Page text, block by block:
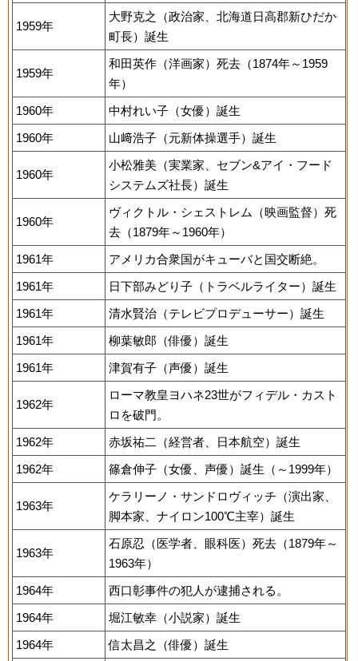
1959年
大野克之（政治家、北海道日高郡新ひだか
町長）誕生
1959年
和田英作（洋画家）死去（1874年～1959
年）
1960年
中村れい子（女優）誕生
1960年
山﨑浩子（元新体操選手）誕生
1960年
小松雅美（実業家、セブン&アイ・フード
システムズ社長）誕生
1960年
ヴィクトル・シェストレム（映画監督）死
去（1879年～1960年）
1961年
アメリカ合衆国がキューバと国交断絶。
1961年
日下部みどり子（トラベルライター）誕生
1961年
清水賢治（テレビプロデューサー）誕生
1961年
柳葉敏郎（俳優）誕生
1961年
津賀有子（声優）誕生
1962年
ローマ教皇ヨハネ23世がフィデル・カスト
ロを破門。
1962年
赤坂祐二（経営者、日本航空）誕生
1962年
篠倉伸子（女優、声優）誕生（～1999年）
1963年
ケラリーノ・サンドロヴィッチ（演出家、
脚本家、ナイロン100℃主宰）誕生
1963年
石原忍（医学者、眼科医）死去（1879年～
1963年）
1964年
西口彰事件の犯人が逮捕される。
1964年
堀江敏幸（小説家）誕生
1964年
信太昌之（俳優）誕生